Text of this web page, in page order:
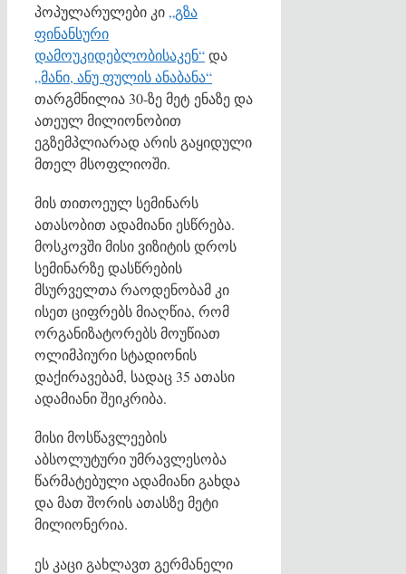
პოპულარულები კი „გზა
ფინანსური
დამოუკიდებლობისაკენ“და
„მანი, ანუ ფულის ანაბანა“
თარგმნილია 30-ზე მეტ ენაზე და
ათეულ მილიონობით
ეგზემპლიარად არის გაყიდული
მთელ მსოფლიოში.
მის თითოეულ სემინარს
ათასობით ადამიანი ესწრება.
მოსკოვში მისი ვიზიტის დროს
სემინარზე დასწრების
მსურველთა რაოდენობამ კი
ისეთ ციფრებს მიაღწია, რომ
ორგანიზატორებს მოუწიათ
ოლიმპიური სტადიონის
დაქირავებამ, სადაც 35 ათასი
ადამიანი შეიკრიბა.
მისი მოსწავლეების
აბსოლუტური უმრავლესობა
წარმატებული ადამიანი გახდა
და მათ შორის ათასზე მეტი
მილიონერია.
ეს კაცი გახლავთ გერმანელი